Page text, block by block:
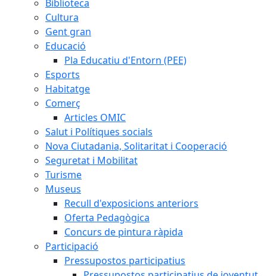
Biblioteca
Cultura
Gent gran
Educació
Pla Educatiu d'Entorn (PEE)
Esports
Habitatge
Comerç
Articles OMIC
Salut i Polítiques socials
Nova Ciutadania, Solitaritat i Cooperació
Seguretat i Mobilitat
Turisme
Museus
Recull d'exposicions anteriors
Oferta Pedagògica
Concurs de pintura ràpida
Participació
Pressupostos participatius